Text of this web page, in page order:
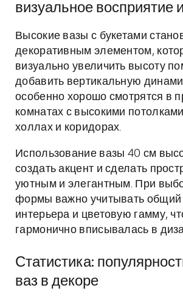
визуальное восприятие
Высокие вазы с букетами
декоративным элементом,
визуально увеличить высоту
добавить вертикальную
особенно хорошо смотрятся в
комнатах с высокими
холлах и коридорах.
Использование вазы 40 см
создать акцент и сделать
уютным и элегантным. При
формы важно учитывать общий
интерьера и цветовую гамму,
гармонично вписывалась в
Статистика:
ваз в декоре